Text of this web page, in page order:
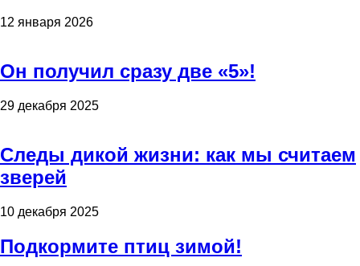
12 января 2026
Он получил сразу две «5»!
29 декабря 2025
Следы дикой жизни: как мы считаем
зверей
10 декабря 2025
Подкормите птиц зимой!